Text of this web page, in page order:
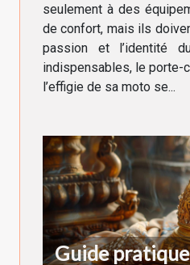
seulement à des
de confort, mais ils
passion et l’identité
indispensables, le porte-
l’effigie de sa moto se...
Guide